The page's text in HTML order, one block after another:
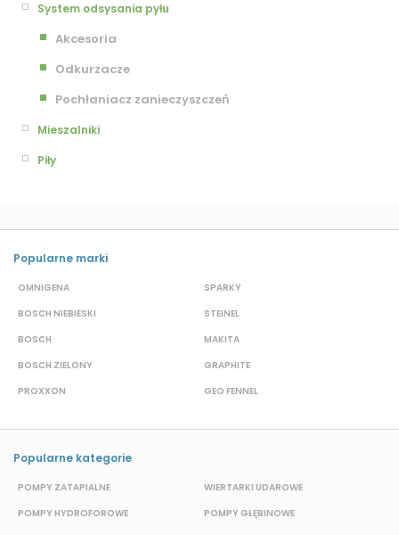
System odsysania pyłu
Akcesoria
Odkurzacze
Pochłaniacz zanieczyszczeń
Mieszalniki
Piły
Popularne marki
OMNIGENA
BOSCH NIEBIESKI
BOSCH
BOSCH ZIELONY
PROXXON
SPARKY
STEINEL
MAKITA
GRAPHITE
GEO FENNEL
Popularne kategorie
POMPY ZATAPIALNE
POMPY HYDROFOROWE
WIERTARKI UDAROWE
POMPY GŁĘBINOWE